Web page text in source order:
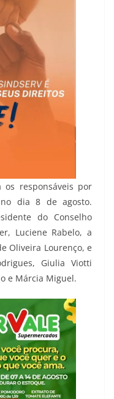
responsáveis por
dia 8 de agosto.
do Conselho
Luciene Rabelo, a
Oliveira Lourenço, e
Giulia Viotti
e Márcia Miguel.